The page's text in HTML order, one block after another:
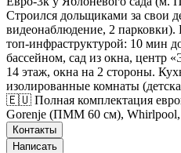
Строился дольщиками за свои
видеонаблюдение, 2
топ-инфраструктурой: 10 мин
бассейном, сад из окна, центр
14 этаж, окна на 2 стороны.
изолированные комнаты
🇪🇺 Полная комплектация
Gorenje (ПММ 60 см),
Контакты
Написать